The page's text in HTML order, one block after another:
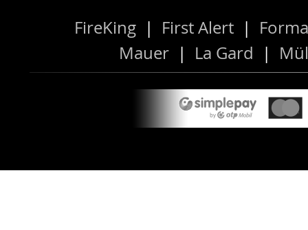
FireKing | First Alert |
Mauer | La Gard |